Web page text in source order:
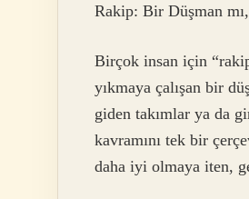
Rakip: Bir Düşman
Birçok insan için
yıkmaya çalışan bir
giden takımlar ya da
kavramını tek bir
daha iyi olmaya iten,